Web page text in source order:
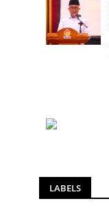
LABELS